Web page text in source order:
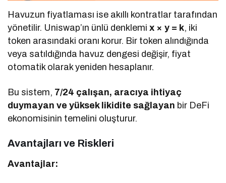
Havuzun fiyatlaması ise akıllı kontratlar tarafından
yönetilir. Uniswap’ın ünlü denklemix × y = k, iki
token arasındaki oranı korur. Bir token alındığında
veya satıldığında havuz dengesi değişir, fiyat
otomatik olarak yeniden hesaplanır.
Bu sistem, 7/24 çalışan, aracıya ihtiyaç
duymayan ve yüksek likidite sağlayan bir DeFi
ekonomisinin temelini oluşturur.
Avantajları ve Riskleri
Avantajlar: